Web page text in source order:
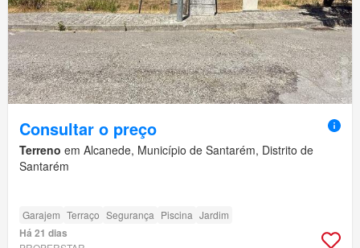
Consultar o preço
Terreno em Alcanede, Município de Santarém, Distrito de
Santarém
Garajem Terraço Segurança Piscina Jardim
Há 21 dias